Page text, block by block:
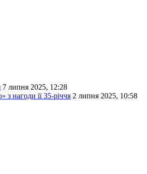
7 липня 2025, 12:28
з нагоди її 35-річчя 2 липня 2025, 10:58